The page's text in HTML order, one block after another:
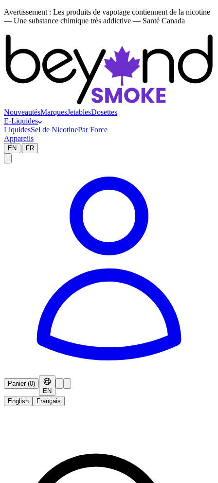
Avertissement : Les produits de vapotage contiennent de la nicotine
— Une substance chimique très addictive — Santé Canada
NouveautésMarquesJetablesDosettes
E-Liquides
LiquidesSel de NicotinePar Force
Appareils
EN | FR
Panier(0)
EN
English
Français